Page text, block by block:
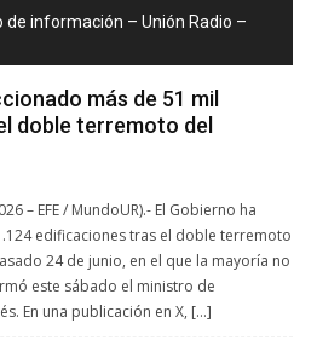
de información – Unión Radio –
más de 51 mil
doble terremoto del
– EFE / MundoUR).- El Gobierno ha
edificaciones tras el doble terremoto
24 de junio, en el que la mayoría no
este sábado el ministro de
En una publicación en X, […]